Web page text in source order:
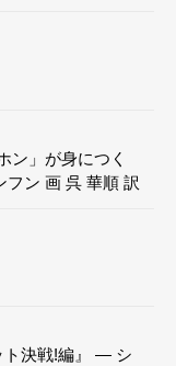
ン」が身につく
ン 画 呉 華順 訳
ト決戦!編』 — シ